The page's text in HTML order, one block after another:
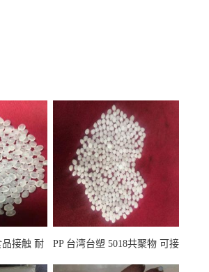
品接触 耐
PP 台湾台塑 5018共聚物 可接